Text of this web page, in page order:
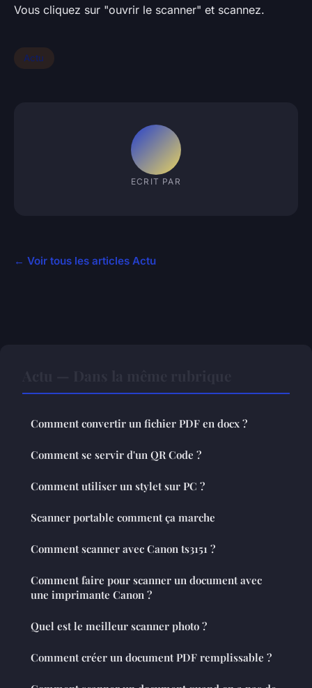
Vous cliquez sur "ouvrir le scanner" et scannez.
Actu
ECRIT PAR
← Voir tous les articles Actu
Comment convertir un fichier PDF en docx ?
Comment se servir d'un QR Code ?
Comment utiliser un stylet sur PC ?
Scanner portable comment ça marche
Comment scanner avec Canon ts3151 ?
Comment faire pour scanner un document avec
une imprimante Canon ?
Quel est le meilleur scanner photo ?
Comment créer un document PDF remplissable ?